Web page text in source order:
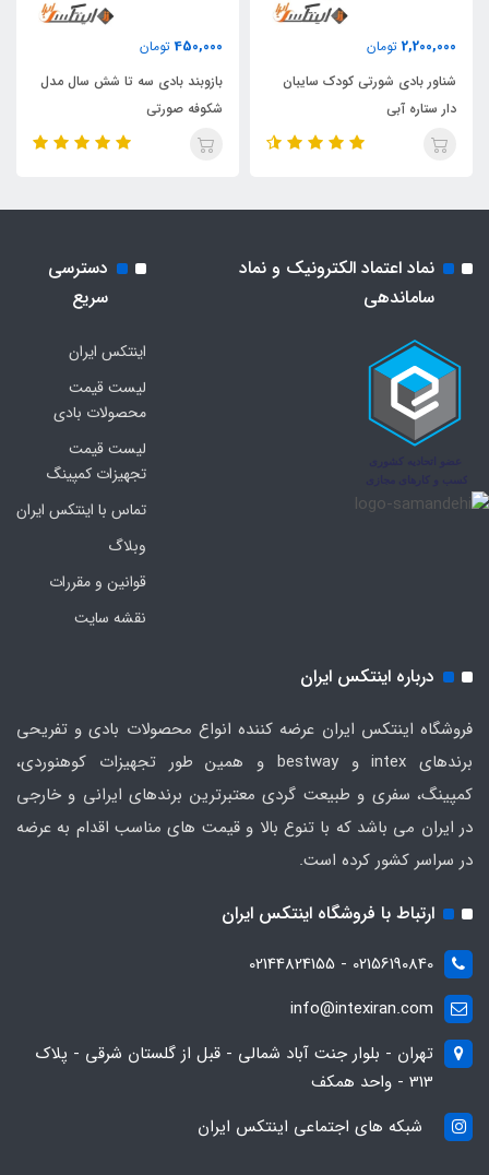
2,200,000 تومان
شناور بادی شورتی کودک سایبان
دار ستاره آبی
450,000 تومان
بازوبند بادی سه تا شش سال مدل
شکوفه صورتی
نماد اعتماد الکترونیک و نماد
ساماندهی
دسترسی
سریع
اینتکس ایران
لیست قیمت
محصولات بادی
لیست قیمت
تجهیزات کمپینگ
تماس با اینتکس ایران
وبلاگ
قوانین و مقررات
نقشه سایت
درباره اینتکس ایران
فروشگاه اینتکس ایران عرضه کننده انواع محصولات بادی و تفریحی
برندهای intex و bestway و همین طور تجهیزات کوهنوردی،
کمپینگ، سفری و طبیعت گردی معتبرترین برندهای ایرانی و خارجی
در ایران می باشد که با تنوع بالا و قیمت های مناسب اقدام به عرضه
در سراسر کشور کرده است.
ارتباط با فروشگاه اینتکس ایران
02156190840 - 02144824155
info@intexiran.com
تهران - بلوار جنت آباد شمالی - قبل از گلستان شرقی - پلاک
313 - واحد همکف
شبکه های اجتماعی اینتکس ایران